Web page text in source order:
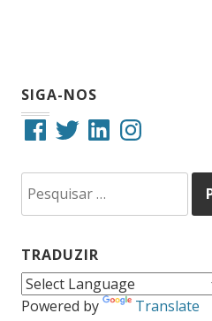
SIGA-NOS
FacebookTwitterLinkedInInstagram
por:
TRADUZIR
Powered by Translate